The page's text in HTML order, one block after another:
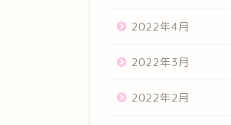
2022年4月
2022年3月
2022年2月